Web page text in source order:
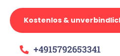
Kostenlos &
+4915792653341